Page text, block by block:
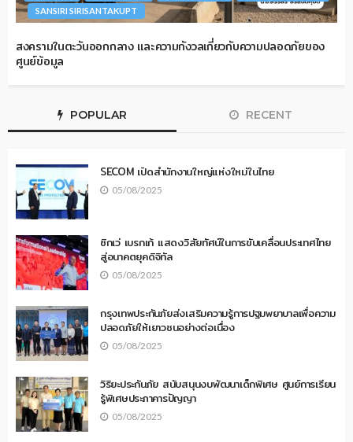
SANSIRI SIRISANTAKUPT
สงครามในตะวันออกกลาง และความกังวลเกี่ยวกับความปลอดภัยของ
ศูนย์ข้อมูล
POPULAR RECENT
SECOM เปิดสำนักงานใหญ่แห่งใหม่ในไทย
05/08/2025
ซิกเว่ เบรกเก้ แสดงวิสัยทัศน์ในการขับเคลื่อนประเทศไทย
สู่อนาคตยุคดิจิทัล
05/08/2025
กรุงเทพประกันภัยส่งเสริมความรู้การปฐมพยาบาลเพื่อความ
ปลอดภัยให้เยาวชนอย่างต่อเนื่อง
05/08/2025
วิริยะประกันภัย สนับสนุนงบพัฒนาเด็กพิเศษ ศูนย์การเรียน
รู้พิเศษประภาคารปัญญา
05/08/2025